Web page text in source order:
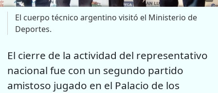
El cuerpo técnico argentino visitó el Ministerio de
Deportes.
El cierre de la actividad del representativo
nacional fue con un segundo partido
amistoso jugado en el Palacio de los